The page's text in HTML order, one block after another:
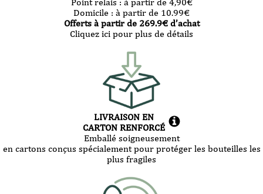
Domicile : à partir de 10.99€
Offerts à partir de 269.9€ d’achat
Cliquez ici pour plus de détails
LIVRAISON EN
CARTON RENFORCÉ
Emballé soigneusement
en cartons conçus spécialement pour protéger les bouteilles les
plus fragiles